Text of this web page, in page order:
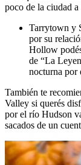
poco de la ciudad
Tarrytown y
por su
Hollow
de “La
nocturna por
También te
Valley si querés
por el río Hudson
sacados de un